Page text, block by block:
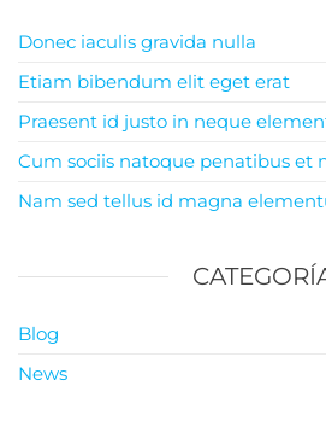
Donec iaculis gravida nulla
Etiam bibendum elit eget erat
Praesent id justo in neque
Cum sociis natoque penatibus et
Nam sed tellus id magna
Blog
News